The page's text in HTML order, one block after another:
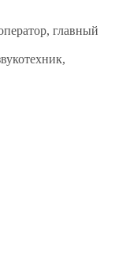
главный